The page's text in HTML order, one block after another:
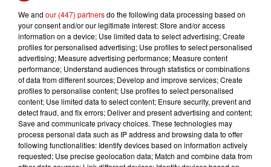
d’un vaste programme de rénovation engagé depuis
plusieurs années.
Face à l’ampleur des dégâts, la priorité est désormais à
la reconstruction. Les travaux devraient s’étaler sur
plusieurs années et représenter un investissement de
plusieurs millions d’euros. Pour accompagner cet effort
financier, une campagne de mécénat a été lancée afin de
recueillir des fonds auprès des particuliers et des
entreprises. L’objectif est de contribuer au financement
des futures opérations de restauration.
We and our (447) partnersdo the following data processing based on
your consent and/or our legitimate interest: Store and/or access
information on a device; Use limited data to select advertising; Create
profiles for personalised advertising; Use profiles to select personalised
advertising; Measure advertising performance; Measure content
performance; Understand audiences through statistics or combinations
of data from different sources; Develop and improve services; Create
profiles to personalise content; Use profiles to select personalised
content; Use limited data to select content; Ensure security, prevent and
detect fraud, and fix errors; Deliver and present advertising and content;
Save and communicate privacy choices. These technologies may
process personal data such as IP address and browsing data to offer
following functionalities: Identify devices based on information actively
requested; Use precise geolocation data; Match and combine data from